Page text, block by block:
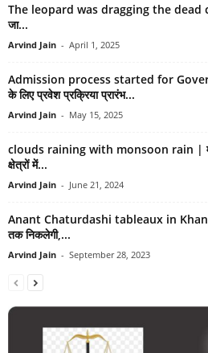
The leopard was dragging the dead
जा...
Arvind Jain - April 1, 2025
Admission process started for
के लिए प्रवेश प्रक्रिया प्रारंभ...
Arvind Jain - May 15, 2025
clouds raining with monsoon rain |
क्षेत्रों में...
Arvind Jain - June 21, 2024
Anant Chaturdashi tableaux in
तक निकलेगी,...
Arvind Jain - September 28, 2023